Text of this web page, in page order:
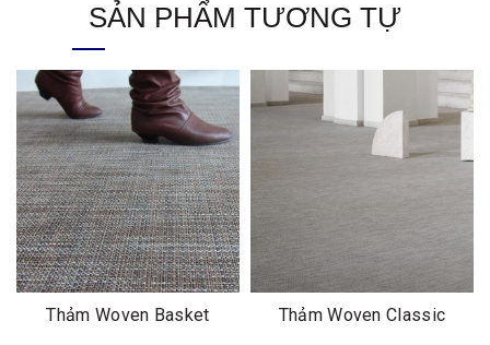
SẢN PHẨM TƯƠNG TỰ
Thảm Woven Basket Thảm Woven Classic